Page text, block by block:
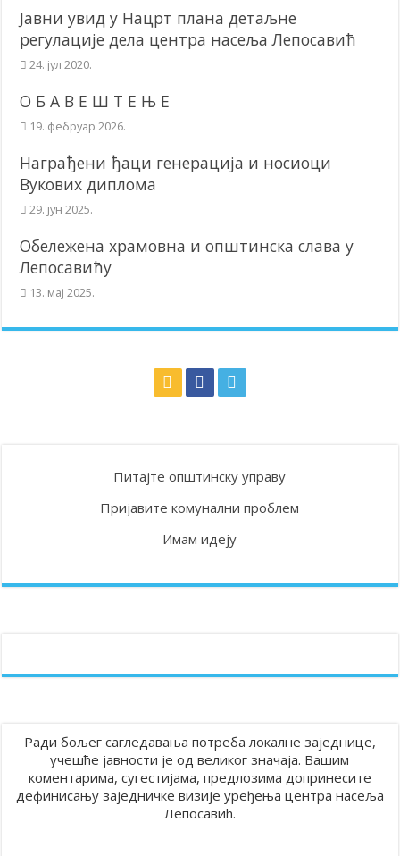
Јавни увид у Нацрт плана детаљне
регулације дела центра насеља Лепосавић
24. јул 2020.
О Б А В Е Ш Т Е Њ Е
19. фебруар 2026.
Награђени ђаци генерација и носиоци
Вукових диплома
29. јун 2025.
Обележена храмовна и општинска слава у
Лепосавићу
13. мај 2025.
Питајте општинску управу
Пријавите комунални проблем
Имам идеју
Ради бољег сагледавања потреба локалне заједнице,
учешће јавности је од великог значаја. Вашим
коментарима, сугестијама, предлозима допринесите
дефинисању заједничке визије уређења центра насеља
Лепосавић.